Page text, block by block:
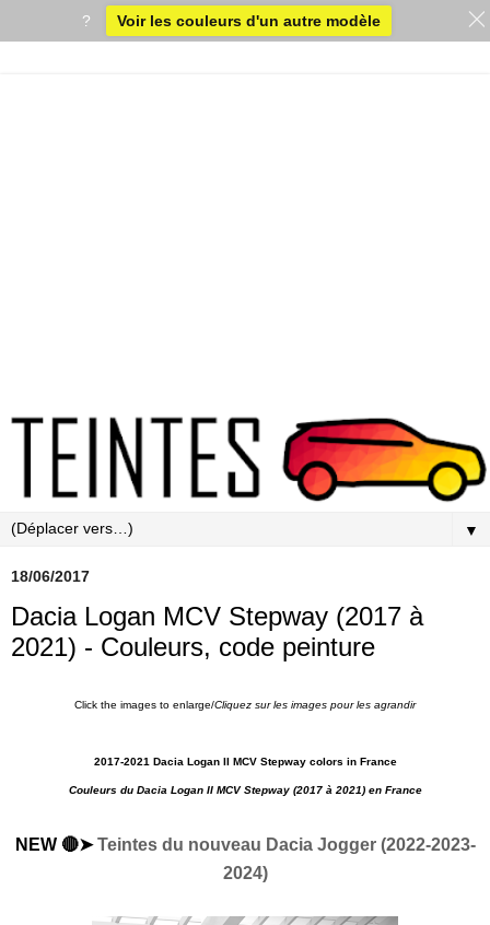
▼
18/06/2017
Dacia Logan MCV Stepway (2017 à
2021) - Couleurs, code peinture
Click the images to enlarge/Cliquez sur les images pour les agrandir
2017-2021 Dacia Logan II MCV Stepway colors in France
Couleurs du Dacia Logan II MCV Stepway (2017 à 2021) en France
NEW 🔴➤Teintes du nouveau Dacia Jogger (2022-2023-
2024)
? Voir les couleurs d'un autre modèle